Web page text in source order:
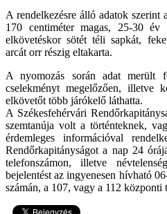
A rendelkezésre álló adatok szerint
170 centiméter magas, 25-30
elkövetéskor sötét téli sapkát,
arcát orr részig eltakarta.
A nyomozás során adat merült
cselekményt megelőzően, illetve
elkövetőt több járókelő láthatta.
A Székesfehérvári
szemtanúja volt a történteknek,
érdemleges információval
Rendőrkapitányságot a nap 24
telefonszámon, illetve
bejelentést az ingyenesen hívható
számán, a 107, vagy a 112